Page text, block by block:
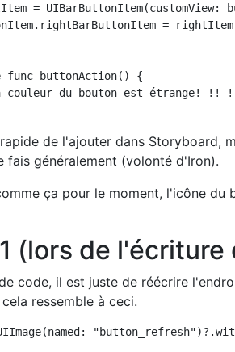
= UIBarButtonItem(customView:
= rightItem
func buttonAction() {
couleur du bouton est étrange! !!
de l'ajouter dans Storyboard,
fais généralement (volonté d'Iron).
ça pour le moment, l'icône du
(lors de l'écriture
code, il est juste de réécrire
ressemble à ceci.